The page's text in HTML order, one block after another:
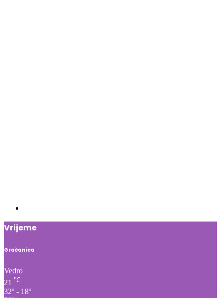
Vrijeme
Gračanica
Vedro
21 ℃
32º - 18º